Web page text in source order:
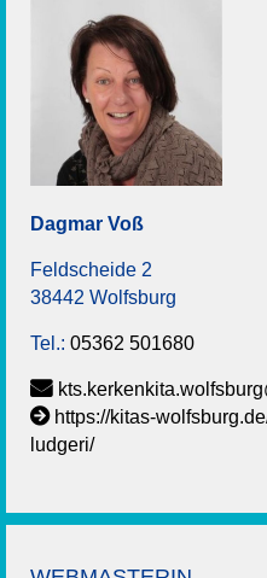
Dagmar Voß
Feldscheide 2
38442 Wolfsburg
Tel.: 05362 501680
https://kitas-
ludgeri/